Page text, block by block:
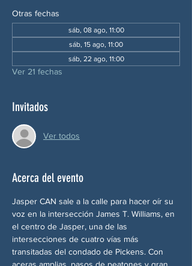
Otras fechas
sáb, 08 ago, 11:00
sáb, 15 ago, 11:00
sáb, 22 ago, 11:00
Ver 21 fechas
Invitados
Ver todos
Acerca del evento
Jasper CAN sale a la calle para hacer oír su
voz en la intersección James T. Williams, en
el centro de Jasper, una de las
intersecciones de cuatro vías más
transitadas del condado de Pickens. Con
aceras amplias, pasos de peatones y gran